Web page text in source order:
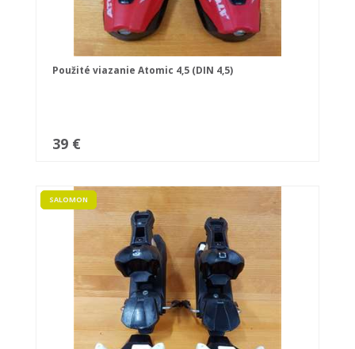
Použité viazanie Atomic 4,5 (DIN 4,5)
39 €
SALOMON